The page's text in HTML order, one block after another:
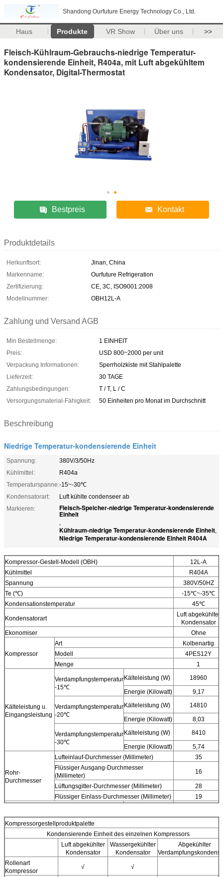
Shandong Ourfuture Energy Technology Co., Ltd.
Haus Produkte VR Show Über uns >>
Fleisch-Kühlraum-Gebrauchs-niedrige Temperatur-
kondensierende Einheit, R404a, mit Luft abgekühltem
Kondensator, Digital-Thermostat
Bestpreis Kontakt
Produktdetails
Herkunftsort:
Jinan, China
Markenname:
Ourfuture Refrigeration
Zertifizierung:
CE, 3C, ISO9001:2008
Modellnummer:
OBH12L-A
Zahlung und Versand AGB
Min Bestellmenge:
1 EINHEIT
Preis:
USD 800~2000 per unit
Verpackung Informationen:
Sperrholzkiste mit Stahlpalette
Lieferzeit:
30 TAGE
Zahlungsbedingungen:
T / T, L / C
Versorgungsmaterial-Fähigkeit:
50 Einheiten pro Monat im Durchschnitt
Beschreibung
Niedrige Temperatur-kondensierende Einheit
Spannung:
380V/3/50Hz
Kühlmittel:
R404a
Temperaturspanne:-15~-30℃
Kondensatorart:
Luft kühlte condenseer ab
Markieren:
Fleisch-Speicher-niedrige Temperatur-kondensierende
Einheit
,
Kühlraum-niedrige Temperatur-kondensierende Einheit,
Niedrige Temperatur-kondensierende Einheit R404A
Kompressor-Gestell-Modell (OBH)
12L-A
Kühlmittel
R404A
Spannung
380V/50HZ
Te (℃)
-15℃~-35℃
Kondensationstemperatur
45℃
Kondensatorart
Luft abgekühlter
Kondensator
Ekonomiser
Ohne
Kompressor
Art
Kolbenartig
Modell
4PES12Y
Menge
1
Kälteleistung u.
Eingangsleistung
Verdampfungstemperatur
-15℃
Kälteleistung (W)
18960
Energie (Kilowatt)
9,17
Verdampfungstemperatur
-20℃
Kälteleistung (W)
14810
Energie (Kilowatt)
8,03
Verdampfungstemperatur
-30℃
Kälteleistung (W)
8410
Energie (Kilowatt)
5,74
Rohr-
Durchmesser
Lufteinlauf-Durchmesser (Millimeter)
35
Flüssiger Ausgang-Durchmesser
(Millimeter)
16
Lüftungsgitter-Durchmesser (Millimeter)
28
Flüssiger Einlass-Durchmesser (Millimeter)
19
Maß
W (Millimeter)
1080
H (Millimeter)
1600
Kompressorgestellproduktpalette
Kondensierende Einheit des einzelnen Kompressors
Luft abgekühlter
Kondensator
Wassergekühlter
Kondensator
Abgekühlter
Rollenart
Kompressor
√ √